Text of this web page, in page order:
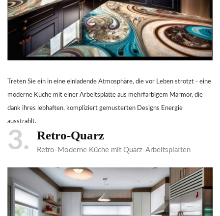
Treten Sie ein in eine einladende Atmosphäre, die vor Leben strotzt - eine
moderne Küche mit einer Arbeitsplatte aus mehrfarbigem Marmor, die
dank ihres lebhaften, kompliziert gemusterten Designs Energie
ausstrahlt.
3 Retro-Quarz
Retro-Moderne Küche mit Quarz-Arbeitsplatten